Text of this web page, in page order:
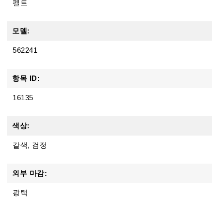
펠트
모델:
562241
항목 ID:
16135
색상:
갈색, 검정
외부 마감:
광택